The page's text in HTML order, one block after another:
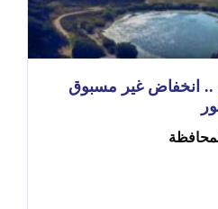
انخفاض غير مسبوق